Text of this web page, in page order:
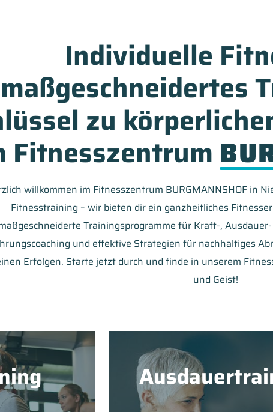
Individuelle
maßgeschneidertes
zu
Fitnesszentrum
willkommen im Fitnesszentrum BURGMANNSHOF in
Fitnesstraining – wir bieten dir ein ganzheitliches
Trainingsprogramme für Kraft-,
und effektive Strategien für nachhaltiges
Erfolgen. Starte jetzt durch und finde in unserem
und Geist!